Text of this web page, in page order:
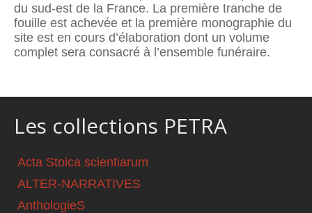
du sud-est de la France. La première tranche de
fouille est achevée et la première monographie du
site est en cours d’élaboration dont un volume
complet sera consacré à l’ensemble funéraire.
Les collections PETRA
Acta Stoica scientiarum
ALTER-NARRATIVES
AnthologieS